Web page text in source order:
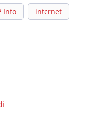
Info internet